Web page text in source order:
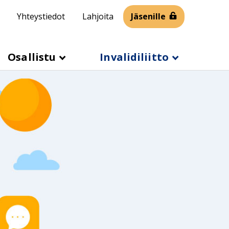
Yhteystiedot Lahjoita Jäsenille
Osallistu Invalidiliitto